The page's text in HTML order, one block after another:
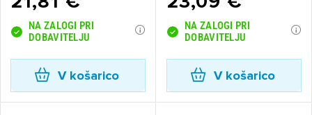
NA ZALOGI PRI
DOBAVITELJU
V košarico
NA ZALOGI PRI
DOBAVITELJU
V košarico